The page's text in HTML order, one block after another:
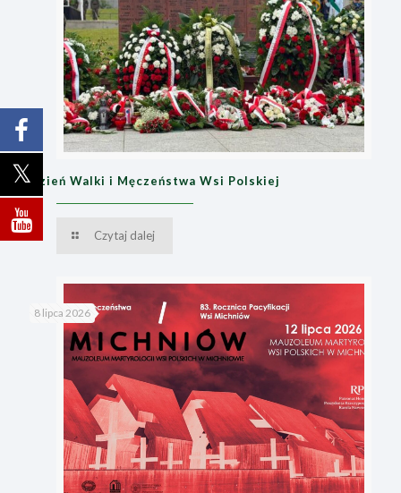
Dzień Walki i Męczeństwa Wsi Polskiej
Czytaj dalej
8 lipca 2026